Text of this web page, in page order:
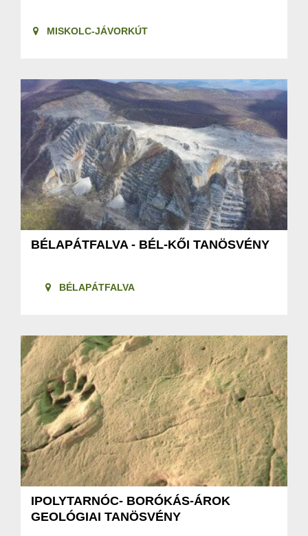
MISKOLC-JÁVORKÚT
BÉLAPÁTFALVA - BÉL-KŐI TANÖSVÉNY
BÉLAPÁTFALVA
IPOLYTARNÓC- BORÓKÁS-ÁROK
GEOLÓGIAI TANÖSVÉNY